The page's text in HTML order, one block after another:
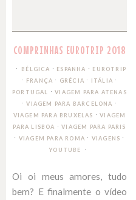
COMPRINHAS EUROTRIP 2018
BÉLGICA ∙ ESPANHA ∙ EUROTRIP
∙ FRANÇA ∙ GRÉCIA ∙ ITÁLIA ∙
PORTUGAL ∙VIAGEM PARA ATENAS
∙VIAGEM PARA BARCELONA ∙
VIAGEM PARA BRUXELAS ∙VIAGEM
PARA LISBOA ∙VIAGEM PARA PARIS
∙ VIAGEM PARA ROMA ∙ VIAGENS ∙
YOUTUBE
Oi oi meus amores, tudo
bem? E finalmente o vídeo